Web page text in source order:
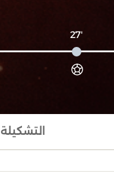
'27
التشكيلة